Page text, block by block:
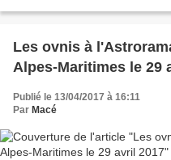
Les ovnis à
Alpes-Maritimes le 29
Publié le 13/04/2017 à 16:11
Par Macé